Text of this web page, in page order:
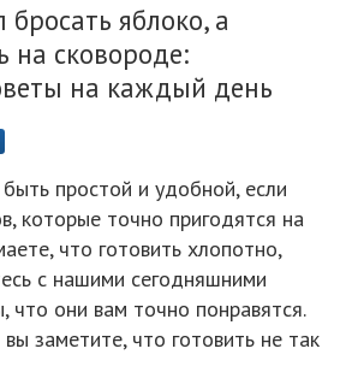
бросать яблоко, а
на сковороде:
на каждый день
простой и удобной, если
которые точно пригодятся на
что готовить хлопотно,
с нашими сегодняшними
что они вам точно понравятся.
заметите, что готовить не так